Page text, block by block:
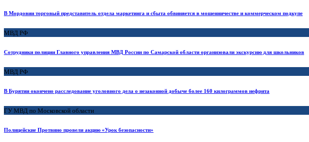
В Мордовии торговый представитель отдела маркетинга и сбыта обвиняется в мошенничестве и коммерческом подкупе
МВД РФ
Сотрудники полиции Главного управления МВД России по Самарской области организовали экскурсию для школьников
МВД РФ
В Бурятии окончено расследование уголовного дела о незаконной добыче более 160 килограммов нефрита
ГУ МВД по Московской области
Полицейские Протвино провели акцию «Урок безопасности»